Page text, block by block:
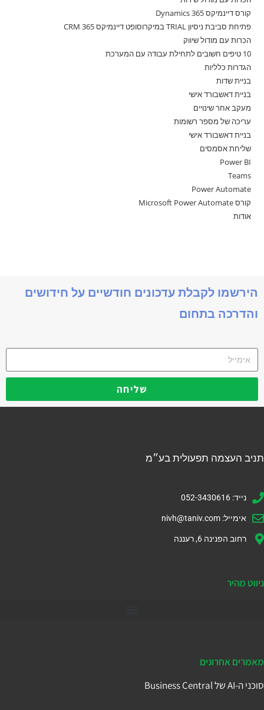
קורס דיינמיקס 365 Dynamics
פתיחת סביבת ניסיון TRIAL במיקרוסופט דיינמיקס 365 CRM
הכרות עם מודול שיווק
10 טיפים חשובים לתחילת עבודה עם המערכת
הגדרות כלליות
בניית שדות
בניית דאשבורד אישי
מעקב אחר שינויים
עריכה של מספר רשומות
בניית דאשבורד אישי
שליחת אסמסים
Power BI
Teams
Power Automate
קורס Microsoft Power Automate
אודות
הירשמו לקבלת עדכונים חודשיים על חידושים
והדרכה בתחום
שליחה
תניב העצמה תפעולית בע״מ
נייד: 052-3430616
אימייל: nivh@taniv.com
רחוב הפנינה 6, רעננה
ניווט מהיר
מאמרים אחרונים
סוכני ה-AI של Business Central